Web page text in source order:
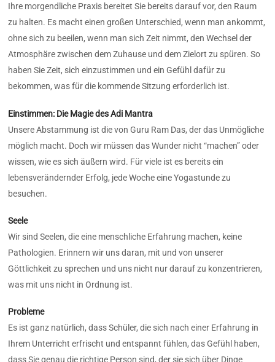
Ihre morgendliche Praxis bereitet Sie bereits darauf vor, den Raum
zu halten. Es macht einen großen Unterschied, wenn man ankommt,
ohne sich zu beeilen, wenn man sich Zeit nimmt, den Wechsel der
Atmosphäre zwischen dem Zuhause und dem Zielort zu spüren. So
haben Sie Zeit, sich einzustimmen und ein Gefühl dafür zu
bekommen, was für die kommende Sitzung erforderlich ist.
Einstimmen: Die Magie des Adi Mantra
Unsere Abstammung ist die von Guru Ram Das, der das Unmögliche
möglich macht. Doch wir müssen das Wunder nicht “machen” oder
wissen, wie es sich äußern wird. Für viele ist es bereits ein
lebensverändernder Erfolg, jede Woche eine Yogastunde zu
besuchen.
Seele
Wir sind Seelen, die eine menschliche Erfahrung machen, keine
Pathologien. Erinnern wir uns daran, mit und von unserer
Göttlichkeit zu sprechen und uns nicht nur darauf zu konzentrieren,
was mit uns nicht in Ordnung ist.
Probleme
Es ist ganz natürlich, dass Schüler, die sich nach einer Erfahrung in
Ihrem Unterricht erfrischt und entspannt fühlen, das Gefühl haben,
dass Sie genau die richtige Person sind, der sie sich über Dinge